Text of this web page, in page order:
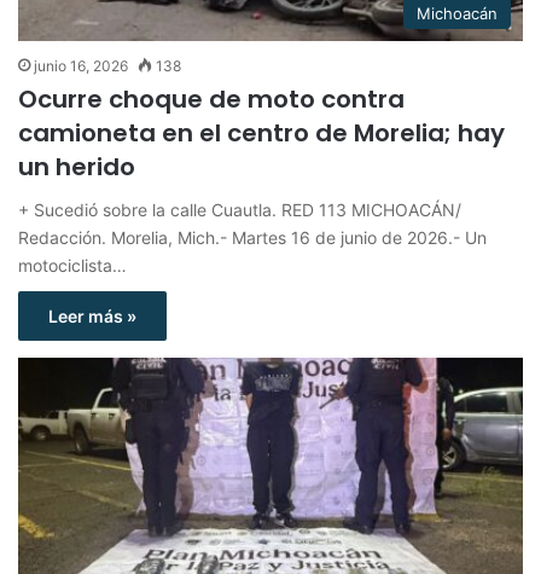
Michoacán
junio 16, 2026 138
Ocurre choque de moto contra
camioneta en el centro de Morelia; hay
un herido
+ Sucedió sobre la calle Cuautla. RED 113 MICHOACÁN/
Redacción. Morelia, Mich.- Martes 16 de junio de 2026.- Un
motociclista…
Leer más »